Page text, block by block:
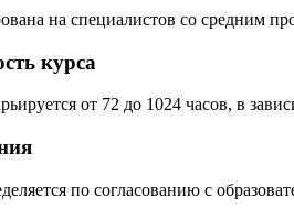
на специалистов со средним
курса
от 72 до 1024 часов, в
по согласованию с